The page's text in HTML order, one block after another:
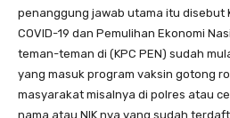
penanggung jawab utama itu disebut
COVID-19 dan Pemulihan Ekonomi
teman-teman di (KPC PEN) sudah
yang masuk program vaksin gotong
masyarakat misalnya di polres atau
nama atau NIK nya yang sudah